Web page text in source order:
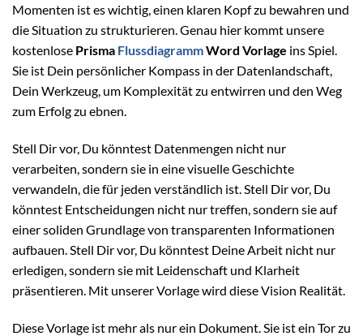
Momenten ist es wichtig, einen klaren Kopf zu bewahren und
die Situation zu strukturieren. Genau hier kommt unsere
kostenlose Prisma FlussdiagrammWord Vorlage ins Spiel.
Sie ist Dein persönlicher Kompass in der Datenlandschaft,
Dein Werkzeug, um Komplexität zu entwirren und den Weg
zum Erfolg zu ebnen.
Stell Dir vor, Du könntest Datenmengen nicht nur
verarbeiten, sondern sie in eine visuelle Geschichte
verwandeln, die für jeden verständlich ist. Stell Dir vor, Du
könntest Entscheidungen nicht nur treffen, sondern sie auf
einer soliden Grundlage von transparenten Informationen
aufbauen. Stell Dir vor, Du könntest Deine Arbeit nicht nur
erledigen, sondern sie mit Leidenschaft und Klarheit
präsentieren. Mit unserer Vorlage wird diese Vision Realität.
Diese Vorlage ist mehr als nur ein Dokument. Sie ist ein Tor zu